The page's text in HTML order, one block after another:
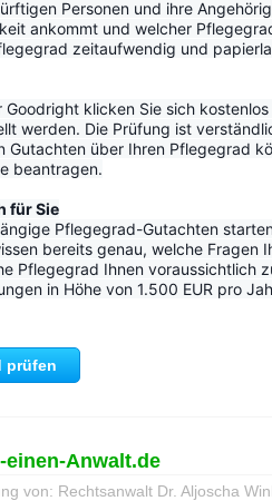
Personen und ihre
ankommt und welcher
zeitaufwendig und
Goodright klicken Sie sich
werden. Die Prüfung ist
Gutachten über Ihren Pflegegrad
beantragen.
für Sie
Pflegegrad-Gutachten
bereits genau, welche Fragen
Pflegegrad Ihnen voraussichtlich
in Höhe von 1.500 EUR pro
prüfen
einen-Anwalt.de
von: Rechtsanwalt Dr. Aljoscha